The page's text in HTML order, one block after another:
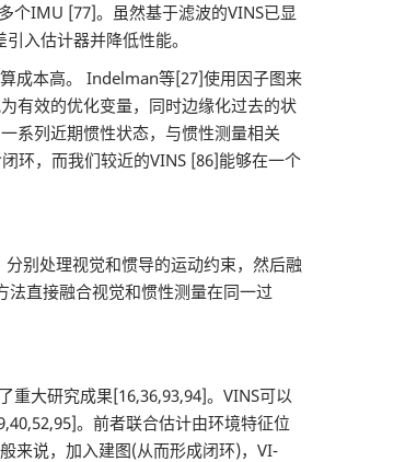
个IMU [77]。虽然基于滤波的VINS已显
入估计器并降低性能。
成本高。 Indelman等[27]使用因子图来
有效的优化变量，同时边缘化过去的状
系列近期惯性状态，与惯性测量相关
环，而我们较近的VINS [86]能够在一个
别处理视觉和惯导的运动约束，然后融
直接融合视觉和惯性测量在同一过
大研究成果[16,36,93,94]。VINS可以
。前者联合估计由环境特征位
来说，加入建图(从而形成闭环)，VI-